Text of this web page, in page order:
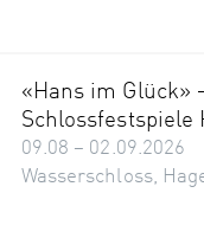
«Hans im Glück»
Schlossfestspiele
09.08 – 02.09.2026
Wasserschloss,